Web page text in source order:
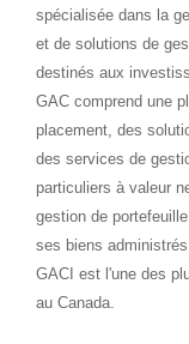
spécialisée dans la
et de solutions de
destinés aux
GAC comprend une
placement, des
des services de
particuliers à valeur
gestion de
ses biens
GACI est l'une des
auCanada.